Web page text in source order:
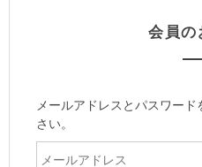
会員の
メールアドレスとパスワー
さい。